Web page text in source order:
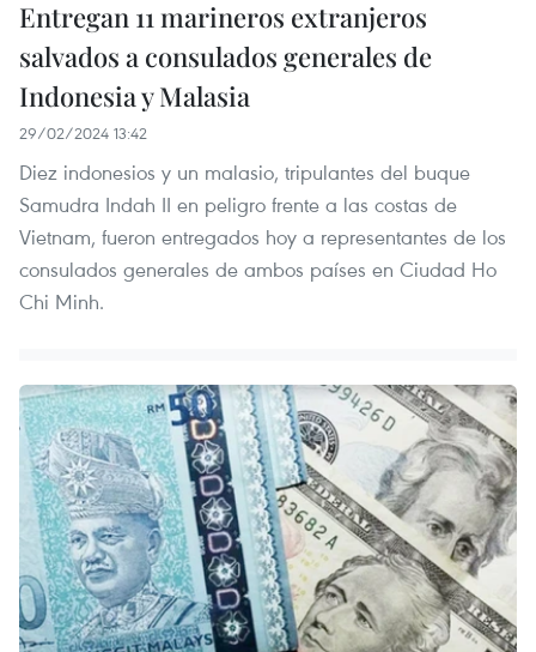
Entregan 11 marineros extranjeros
salvados a consulados generales de
Indonesia y Malasia
29/02/2024 13:42
Diez indonesios y un malasio, tripulantes del buque
Samudra Indah II en peligro frente a las costas de
Vietnam, fueron entregados hoy a representantes de los
consulados generales de ambos países en Ciudad Ho
Chi Minh.